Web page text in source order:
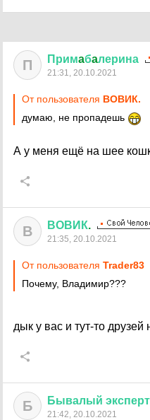
П Примaбaлерина
21:31, 20.10.2021
От пользователя ВОВИК.
думаю, не пропадешь
А у меня ещё на шее
В ВОВИК.
21:35, 20.10.2021
От пользователя Trader83
Почему, Владимир???
дык у вас и тут-то
Б Бывалый эксперт
21:42, 20.10.2021